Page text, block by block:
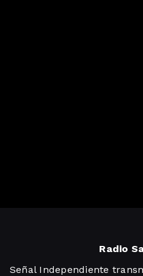
Radio
Señal Independiente